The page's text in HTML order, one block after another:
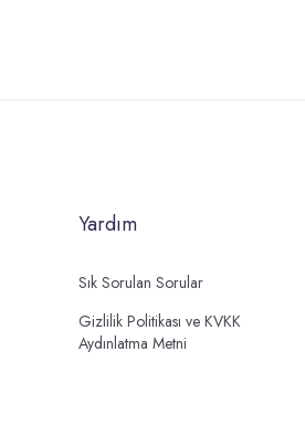
Yardım
Sık Sorulan Sorular
Gizlilik Politikası ve KVKK
Aydınlatma Metni